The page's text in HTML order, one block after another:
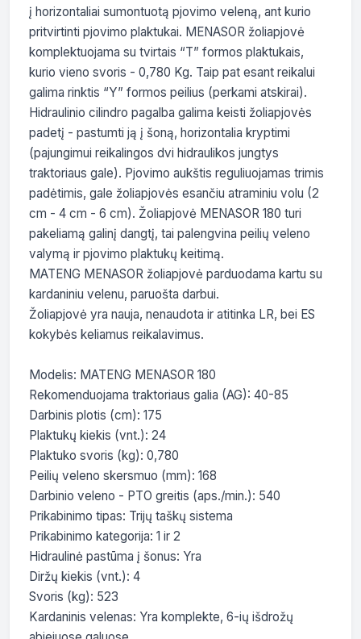
į horizontaliai sumontuotą pjovimo veleną, ant kurio
pritvirtinti pjovimo plaktukai. MENASOR žoliapjovė
komplektuojama su tvirtais “T” formos plaktukais,
kurio vieno svoris - 0,780 Kg. Taip pat esant reikalui
galima rinktis “Y” formos peilius (perkami atskirai).
Hidraulinio cilindro pagalba galima keisti žoliapjovės
padetį - pastumti ją į šoną, horizontalia kryptimi
(pajungimui reikalingos dvi hidraulikos jungtys
traktoriaus gale). Pjovimo aukštis reguliuojamas trimis
padėtimis, gale žoliapjovės esančiu atraminiu volu (2
cm - 4 cm - 6 cm). Žoliapjovė MENASOR 180 turi
pakeliamą galinį dangtį, tai palengvina peilių veleno
valymą ir pjovimo plaktukų keitimą.
MATENG MENASOR žoliapjovė parduodama kartu su
kardaniniu velenu, paruošta darbui.
Žoliapjovė yra nauja, nenaudota ir atitinka LR, bei ES
kokybės keliamus reikalavimus.
Modelis: MATENG MENASOR 180
Rekomenduojama traktoriaus galia (AG): 40-85
Darbinis plotis (cm): 175
Plaktukų kiekis (vnt.): 24
Plaktuko svoris (kg): 0,780
Peilių veleno skersmuo (mm): 168
Darbinio veleno - PTO greitis (aps./min.): 540
Prikabinimo tipas: Trijų taškų sistema
Prikabinimo kategorija: 1 ir 2
Hidraulinė pastūma į šonus: Yra
Diržų kiekis (vnt.): 4
Svoris (kg): 523
Kardaninis velenas: Yra komplekte, 6-ių išdrožų